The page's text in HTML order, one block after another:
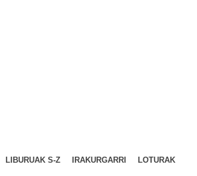
LIBURUAK S-Z IRAKURGARRI LOTURAK